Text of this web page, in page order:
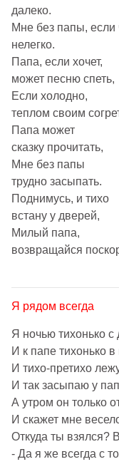
далеко.
Мне без папы, если
нелегко.
Папа, если хочет,
может песню спеть,
Если холодно,
теплом своим
Папа может
сказку прочитать,
Мне без папы
трудно засыпать.
Поднимусь, и тихо
встану у дверей,
Милый папа,
возвращайся
Я рядом всегда
Я ночью тихонько
И к папе тихонько
И тихо-претихо
И так засыпаю у
А утром он только
И скажет мне
Откуда ты взялся?
- Да я же всегда с